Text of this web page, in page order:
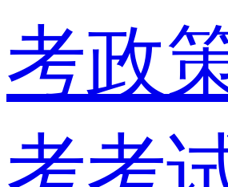
考政